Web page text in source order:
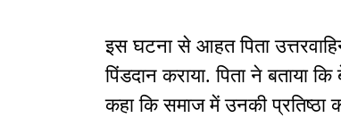
इस घटना से आहत पिता
पिंडदान कराया. पिता ने बताया
कहा कि समाज में उनकी